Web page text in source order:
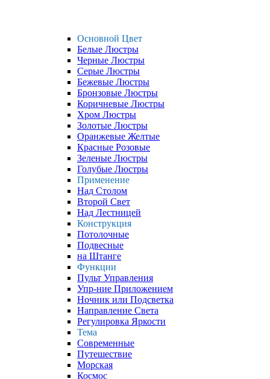
Основной Цвет
Белые Люстры
Черные Люстры
Серые Люстры
Бежевые Люстры
Бронзовые Люстры
Коричневые Люстры
Хром Люстры
Золотые Люстры
Оранжевые Желтые
Красные Розовые
Зеленые Люстры
Голубые Люстры
Применение
Над Столом
Второй Свет
Над Лестницей
Конструкция
Потолочные
Подвесные
на Штанге
Функции
Пульт Управления
Упр-ние Приложением
Ночник или Подсветка
Направление Света
Регулировка Яркости
Тема
Современные
Путешествие
Морская
Космос